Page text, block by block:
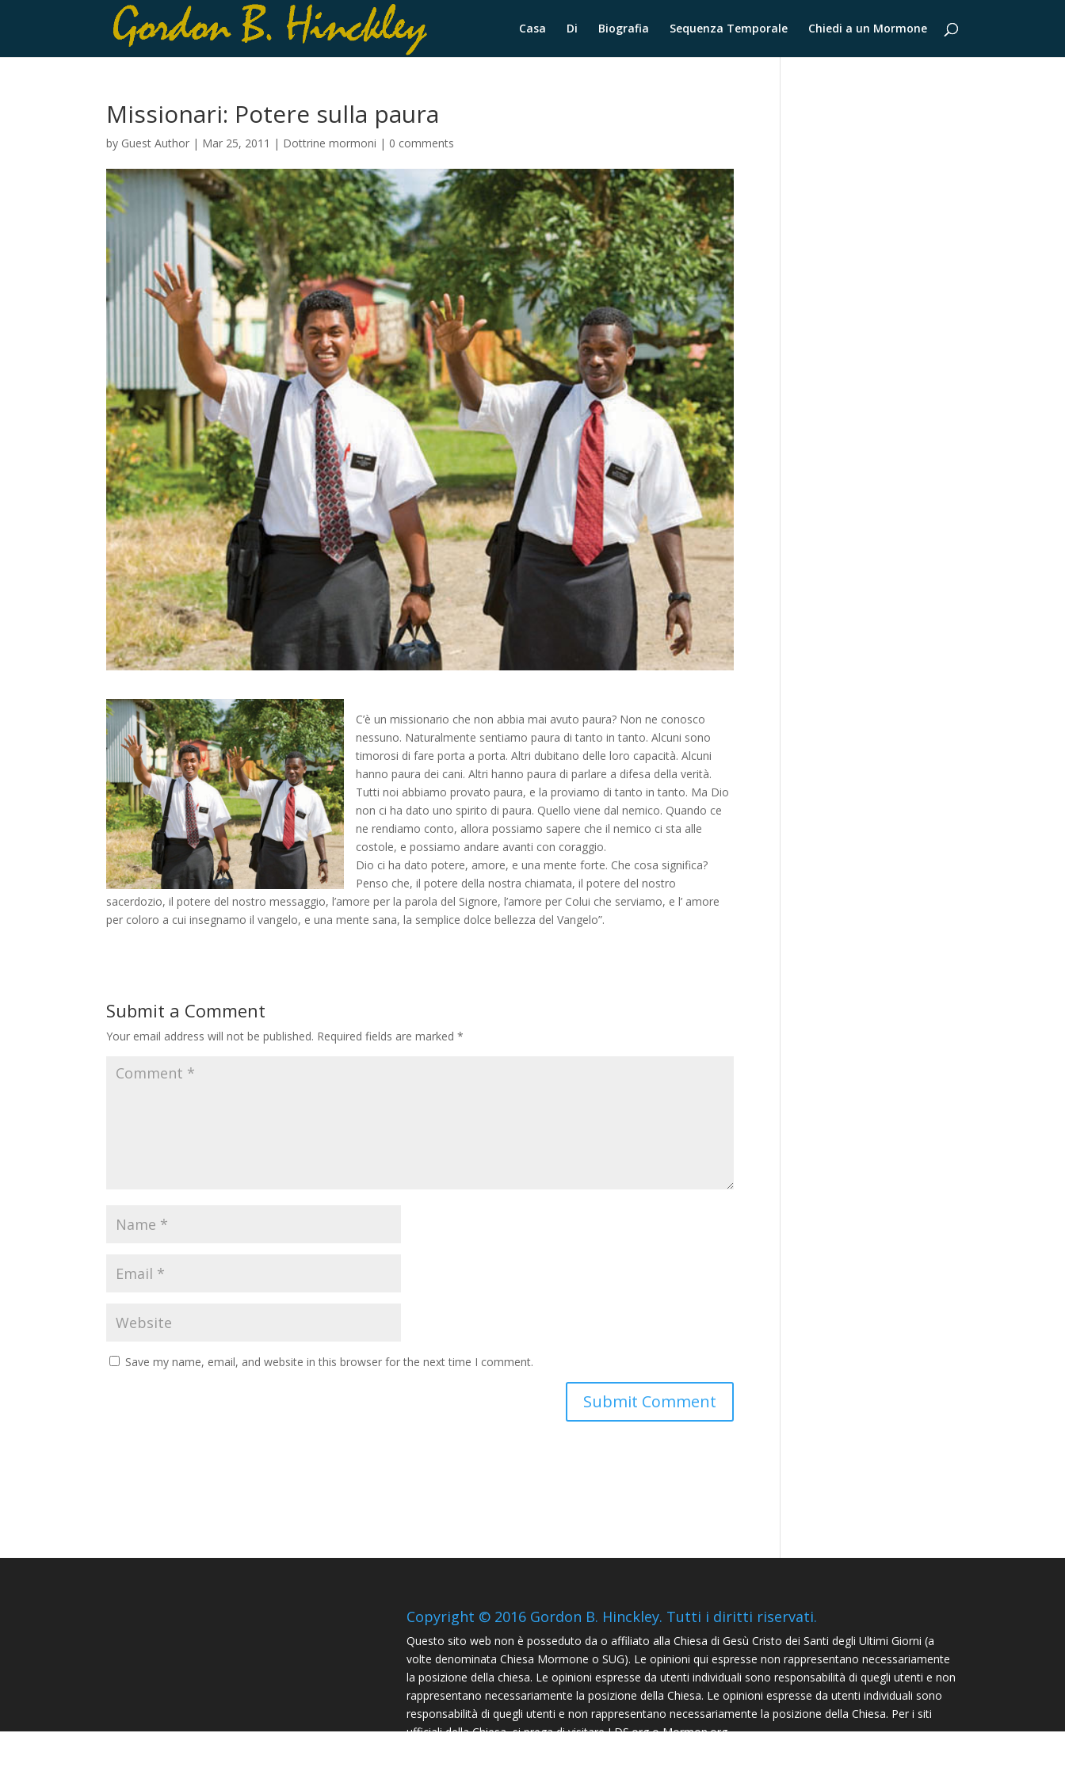
Casa Di Biografia Sequenza Temporale Chiedi a un Mormone
Missionari: Potere sulla paura
by Guest Author | Mar 25, 2011 | Dottrine mormoni | 0 comments
C’è un missionario che non abbia mai avuto paura? Non ne conosco
nessuno. Naturalmente sentiamo paura di tanto in tanto. Alcuni sono
timorosi di fare porta a porta. Altri dubitano delle loro capacità. Alcuni
hanno paura dei cani. Altri hanno paura di parlare a difesa della verità.
Tutti noi abbiamo provato paura, e la proviamo di tanto in tanto. Ma Dio
non ci ha dato uno spirito di paura. Quello viene dal nemico. Quando ce
ne rendiamo conto, allora possiamo sapere che il nemico ci sta alle
costole, e possiamo andare avanti con coraggio.
Dio ci ha dato potere, amore, e una mente forte. Che cosa significa?
Penso che, il potere della nostra chiamata, il potere del nostro
sacerdozio, il potere del nostro messaggio, l’amore per la parola del Signore, l’amore per Colui che serviamo, e l’ amore
per coloro a cui insegnamo il vangelo, e una mente sana, la semplice dolce bellezza del Vangelo”.
Submit a Comment
Your email address will not be published. Required fields are marked*
Save my name, email, and website in this browser for the next time I comment.
Copyright © 2016 Gordon B. Hinckley. Tutti i diritti riservati.
Questo sito web non è posseduto da o affiliato alla Chiesa di Gesù Cristo dei Santi degli Ultimi Giorni (a
volte denominata Chiesa Mormone o SUG). Le opinioni qui espresse non rappresentano necessariamente
la posizione della chiesa. Le opinioni espresse da utenti individuali sono responsabilità di quegli utenti e non
rappresentano necessariamente la posizione della Chiesa. Le opinioni espresse da utenti individuali sono
responsabilità di quegli utenti e non rappresentano necessariamente la posizione della Chiesa. Per i siti
ufficiali della Chiesa, si prega di visitare LDS.org o Mormon.org.